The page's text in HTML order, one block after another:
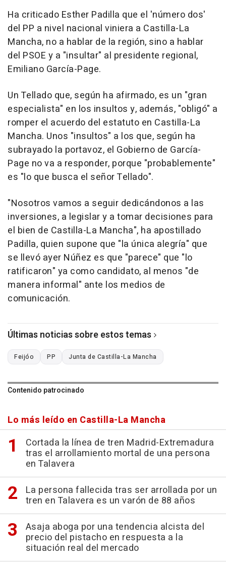
Ha criticado Esther Padilla que el 'número dos'
del PP a nivel nacional viniera a Castilla-La
Mancha, no a hablar de la región, sino a hablar
del PSOE y a "insultar" al presidente regional,
Emiliano García-Page.
Un Tellado que, según ha afirmado, es un "gran
especialista" en los insultos y, además, "obligó" a
romper el acuerdo del estatuto en Castilla-La
Mancha. Unos "insultos" a los que, según ha
subrayado la portavoz, el Gobierno de García-
Page no va a responder, porque "probablemente"
es "lo que busca el señor Tellado".
"Nosotros vamos a seguir dedicándonos a las
inversiones, a legislar y a tomar decisiones para
el bien de Castilla-La Mancha", ha apostillado
Padilla, quien supone que "la única alegría" que
se llevó ayer Núñez es que "parece" que "lo
ratificaron" ya como candidato, al menos "de
manera informal" ante los medios de
comunicación.
Últimas noticias sobre estos temas
Feijóo PP Junta de Castilla-La Mancha
Contenido patrocinado
Lo más leído en Castilla-La Mancha
Cortada la línea de tren Madrid-Extremadura
tras el arrollamiento mortal de una persona
en Talavera
La persona fallecida tras ser arrollada por un
tren en Talavera es un varón de 88 años
Asaja aboga por una tendencia alcista del
precio del pistacho en respuesta a la
situación real del mercado